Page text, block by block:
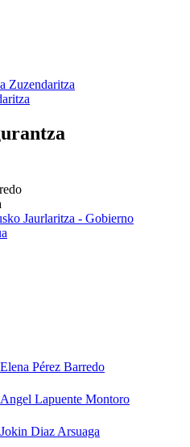
Zuzendaritza
Jaurlaritza - Gobierno
Elena Pérez Barredo
Angel Lapuente Montoro
Jokin Diaz Arsuaga